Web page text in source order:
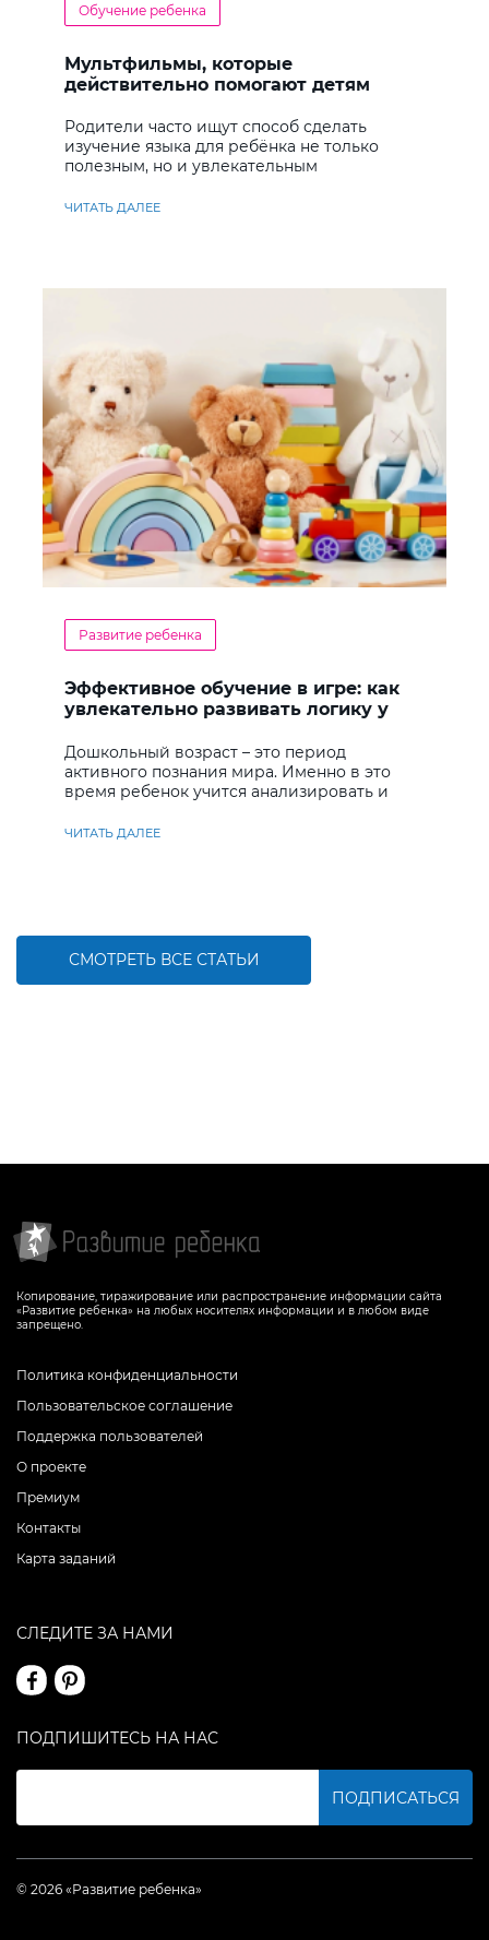
Обучение ребенка
Мультфильмы, которые
действительно помогают детям
Родители часто ищут способ сделать
изучение языка для ребёнка не только
полезным, но и увлекательным
ЧИТАТЬ ДАЛЕЕ
Развитие ребенка
Эффективное обучение в игре: как
увлекательно развивать логику у
Дошкольный возраст – это период
активного познания мира. Именно в это
время ребенок учится анализировать и
ЧИТАТЬ ДАЛЕЕ
СМОТРЕТЬ ВСЕ СТАТЬИ
Копирование, тиражирование или распространение информации сайта
«Развитие ребенка» на любых носителях информации и в любом виде
запрещено.
Политика конфиденциальности
Пользовательское соглашение
Поддержка пользователей
О проекте
Премиум
Контакты
Карта заданий
СЛЕДИТЕ ЗА НАМИ
ПОДПИШИТЕСЬ НА НАС
ПОДПИСАТЬСЯ
© 2026 «Развитие ребенка»